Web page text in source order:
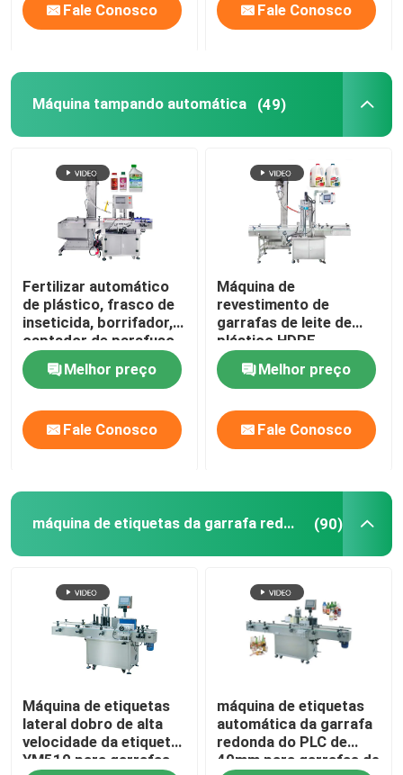
máquina de enchimento de líquidos
Máquina de enchimento do molho
Acessórios da máquina de etiquetas
Aplicador semi automático da etiqueta
Rótulo de embalagem personalizado
Fale Conosco Fale Conosco
Máquina tampando automática (49)
Fertilizar automático
de plástico, frasco de
inseticida, borrifador,
captador de parafuso,
máquina de tampar, 4
rodasMelhor preço
Fale Conosco
Máquina de
revestimento de
garrafas de leite de
plástico HDPE
Melhor preço
Fale Conosco
máquina de etiquetas da garrafa redonda (90)
Máquina de etiquetas
lateral dobro de alta
velocidade da etiqueta
YM510 para garrafas
máquina de etiquetas
automática da garrafa
redonda do PLC de
40mm para garrafas de